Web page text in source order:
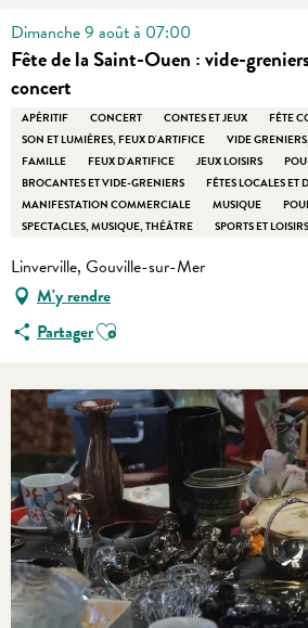
Dimanche 9 août à 07:00
Fête de la Saint-Ouen : vide-
concert
APÉRITIF CONCERT CONTES ET JEUX
FÊTE
SON ET LUMIÈRES, FEUX D'ARTIFICE
VIDE
FAMILLE
FEUX D'ARTIFICE JEUX LOISIRS
BROCANTES ET VIDE-GRENIERS
FÊTES LOCALES ET
MANIFESTATION COMMERCIALE
MUSIQUE
SPECTACLES, MUSIQUE, THÉÂTRE
SPORTS ET LOISIRS
Linverville, Gouville-sur-Mer
M'y rendre
PartagerAjouter aux favoris